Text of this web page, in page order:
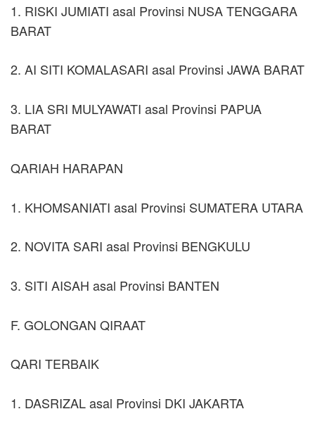
1. RISKI JUMIATI asal Provinsi NUSA TENGGARA
BARAT
2. AI SITI KOMALASARI asal Provinsi JAWA BARAT
3. LIA SRI MULYAWATI asal Provinsi PAPUA
BARAT
QARIAH HARAPAN
1. KHOMSANIATI asal Provinsi SUMATERA UTARA
2. NOVITA SARI asal Provinsi BENGKULU
3. SITI AISAH asal Provinsi BANTEN
F. GOLONGAN QIRAAT
QARI TERBAIK
1. DASRIZAL asal Provinsi DKI JAKARTA